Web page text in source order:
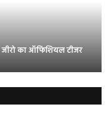
जीरो का ऑफिशियल टीजर